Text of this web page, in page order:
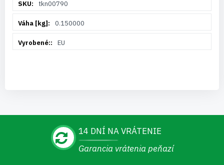
informáciítkn00790
0.150000
EU
14 DNÍ NA VRÁTENIE
Garancia vrátenia peňazí